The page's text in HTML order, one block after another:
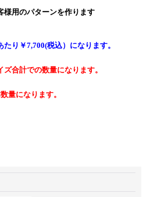
様用のパターンを作ります
り￥7,700(税込）になります。
合計での数量になります。
量になります。